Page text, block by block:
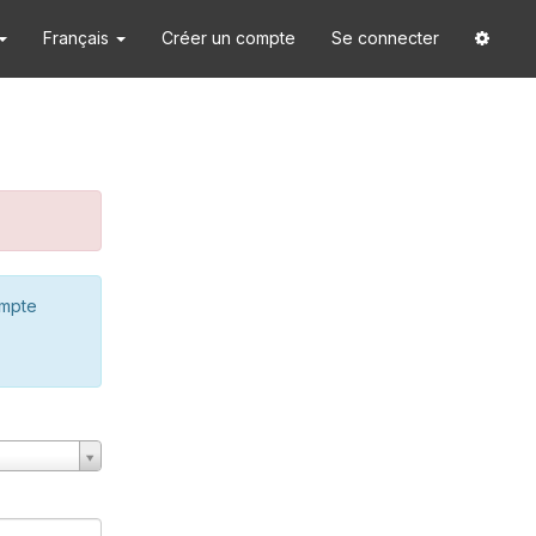
Français Créer un compte Se connecter